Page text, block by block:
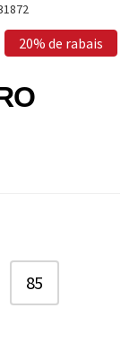
20% de rabais
85